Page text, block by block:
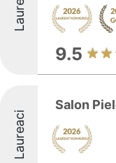
9.5
Laureaci
Salon